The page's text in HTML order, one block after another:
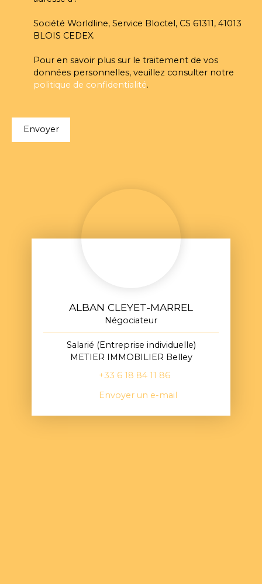
Société Worldline, Service Bloctel, CS 61311, 41013
BLOIS CEDEX.
Pour en savoir plus sur le traitement de vos
données personnelles, veuillez consulter notre
politique de confidentialité.
Envoyer
ALBAN CLEYET-MARREL
Négociateur
Salarié (Entreprise individuelle)
METIER IMMOBILIER Belley
+33 6 18 84 11 86
Envoyer un e-mail